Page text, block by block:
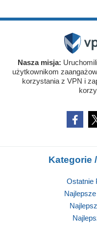
Nasza misja:
użytkownikom
korzystania z VPN i
Kategorie
Ostatnie